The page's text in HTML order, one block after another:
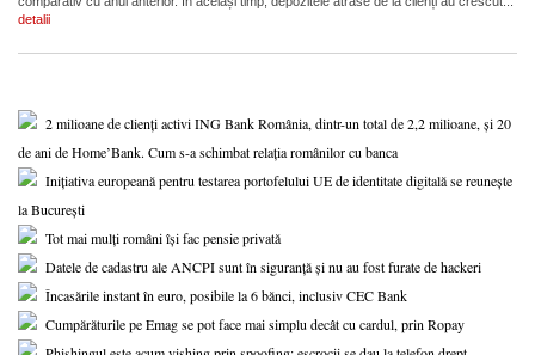
detalii
2 milioane de clienți activi ING Bank România, dintr-un total de 2,2 milioane, și 20
de ani de Home’Bank. Cum s-a schimbat relația românilor cu banca
Inițiativa europeană pentru testarea portofelului UE de identitate digitală se reunește
la București
Tot mai mulți români își fac pensie privată
Datele de cadastru ale ANCPI sunt în siguranță și nu au fost furate de hackeri
Încasările instant în euro, posibile la 6 bănci, inclusiv CEC Bank
Cumpărăturile pe Emag se pot face mai simplu decât cu cardul, prin Ropay